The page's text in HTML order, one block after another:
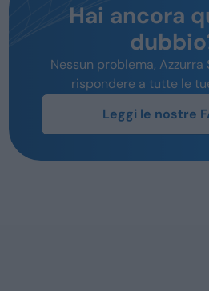
Hai ancora
Nessun problema, Azzurra
rispondere a tutte le
Leggi le nostre